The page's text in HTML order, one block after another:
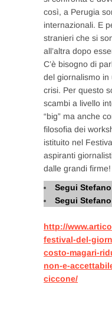
così, a Perugia
internazionali. E
stranieri che si
all’altra dopo
C’è bisogno di
del giornalismo
crisi. Per questo
scambi a livello
“big” ma anche
filosofia dei
istituito nel
aspiranti
dalle grandi firme!
Segui
Segui
http://
festival-del-
costo-magari-
non-e-
ciccone/